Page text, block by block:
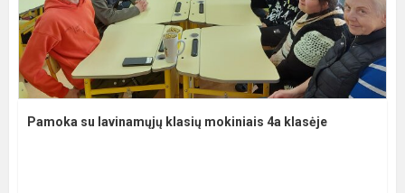
Pamoka su lavinamųjų klasių mokiniais 4a klasėje